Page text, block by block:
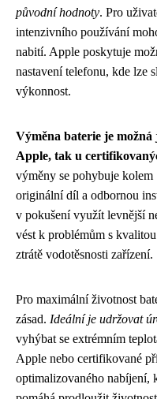
původní hodnoty. Pro
intenzivního používání
nabití. Apple poskytuje
nastavení telefonu, kde lze
výkonnost.
Výměna baterie je
Apple, tak u
výměny se pohybuje
originální díl a odbornou
v pokušení využít levnější
vést k problémům s
ztrátě vodotěsnosti zařízení.
Pro maximální životnost
zásad. Ideální je udržovat
vyhýbat se extrémním
Apple nebo certifikované
optimalizovaného nabíjení,